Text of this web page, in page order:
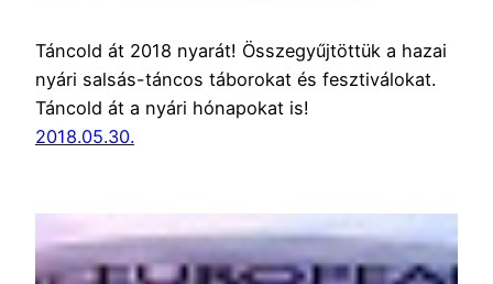
Táncold át 2018 nyarát! Összegyűjtöttük a hazai
nyári salsás-táncos táborokat és fesztiválokat.
Táncold át a nyári hónapokat is!
2018.05.30.